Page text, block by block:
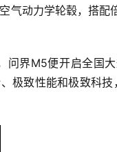
气动力学轮毂，搭配
问界M5便开启全国
极致性能和极致科技